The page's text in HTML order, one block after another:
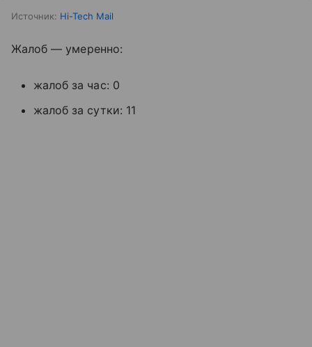
Источник: Hi-Tech Mail
Жалоб — умеренно:
жалоб за час: 0
жалоб за сутки: 11